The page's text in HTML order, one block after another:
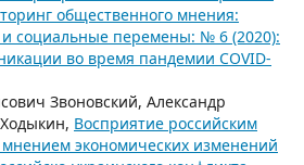
общественного мнения:
и социальные перемены: № 6 (2020):
во время пандемии COVID-
Звоновский, Александр
Восприятие российским
экономических изменений